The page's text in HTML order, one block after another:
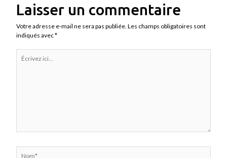
Laisser un commentaire
Votre adresse e-mail ne sera pas publiée. Les champs obligatoires sont
indiqués avec*
ici…